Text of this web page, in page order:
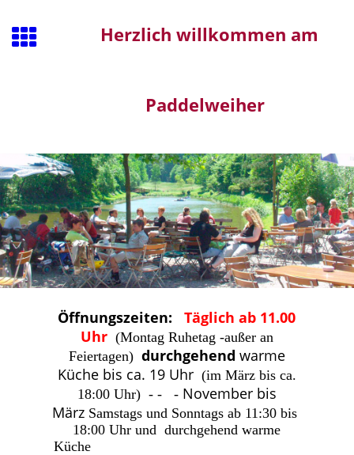
Herzlich willkommen am
Paddelweiher
Öffnungszeiten:Täglich ab 11.00
Uhr(Montag Ruhetag -außer an
Feiertagen) durchgehend warme
Küche bis ca. 19 Uhr(im März bis ca.
18:00 Uhr) - - - November bis
März Samstags und Sonntags ab 11:30 bis
18:00 Uhr und durchgehend warme
Küche